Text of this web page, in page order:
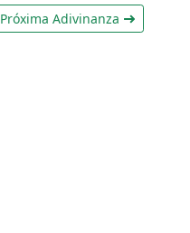
Próxima Adivinanza